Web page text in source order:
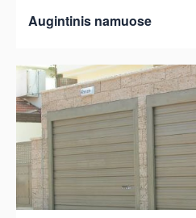
Augintinis namuose